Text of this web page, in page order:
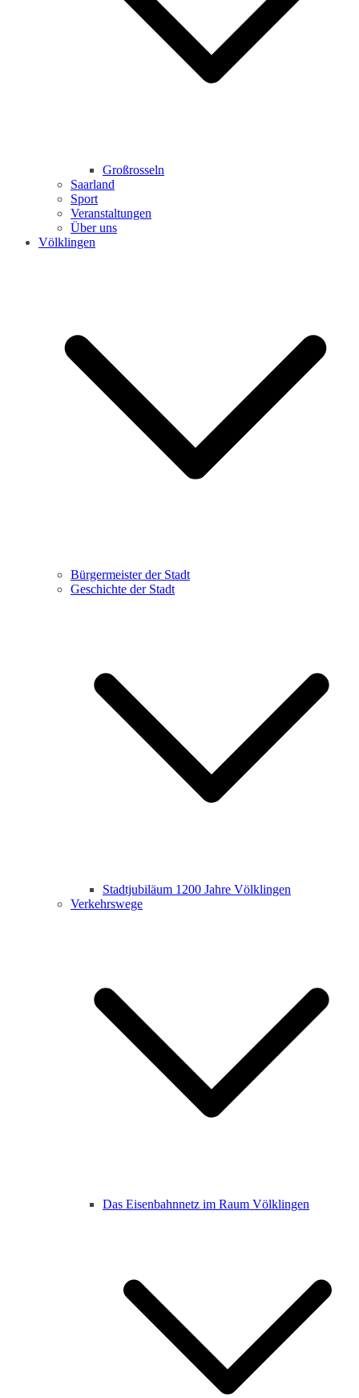
Großrosseln
Saarland
Sport
Veranstaltungen
Über uns
Völklingen
Bürgermeister der Stadt
Geschichte der Stadt
Stadtjubiläum 1200 Jahre Völklingen
Verkehrswege
Das Eisenbahnnetz im Raum Völklingen